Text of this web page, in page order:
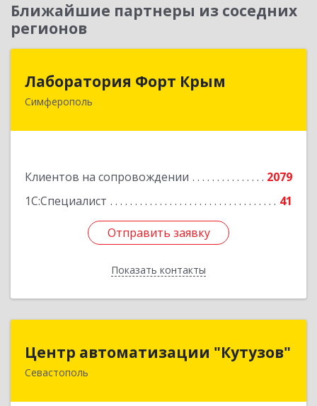
Ближайшие партнеры из соседних
регионов
Лаборатория Форт Крым
Симферополь
Клиентов на сопровождении
2079
1С:Специалист
41
Отправить заявку
Показать контакты
295034, Крым Респ, Симферополь г, Киевская
Отправить заявку
Назад
Центр автоматизации "Кутузов"
Севастополь
299011, Севастополь г, Генерала Петрова ул,